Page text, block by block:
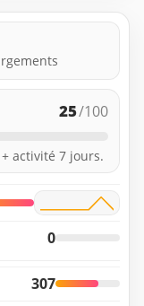
25/100
activité 7 jours.
0
307